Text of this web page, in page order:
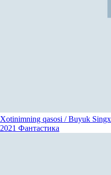
Xotinimning qasosi / Buyuk
2021 Фантастика